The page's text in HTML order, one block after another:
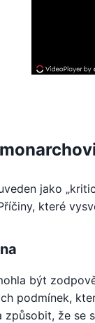
jako
které
být
podmínek,
způsobit, že se